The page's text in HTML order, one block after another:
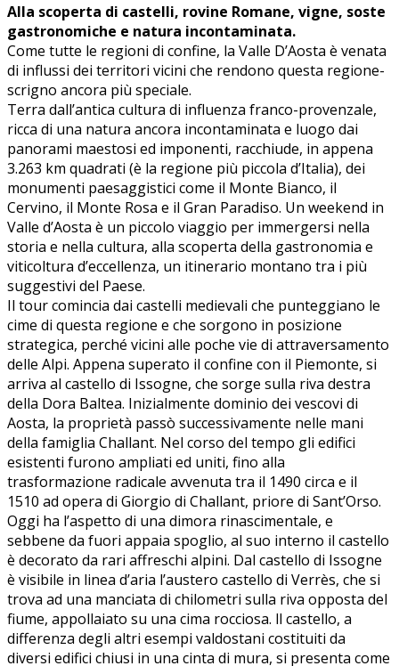
Alla scoperta di castelli, rovine Romane, vigne, soste
gastronomiche e natura incontaminata.
Come tutte le regioni di confine, la Valle D’Aosta è venata
di influssi dei territori vicini che rendono questa regione-
scrigno ancora più speciale.
Terra dall’antica cultura di influenza franco-provenzale,
ricca di una natura ancora incontaminata e luogo dai
panorami maestosi ed imponenti, racchiude, in appena
3.263 km quadrati (è la regione più piccola d’Italia), dei
monumenti paesaggistici come il Monte Bianco, il
Cervino, il Monte Rosa e il Gran Paradiso. Un weekend in
Valle d’Aosta è un piccolo viaggio per immergersi nella
storia e nella cultura, alla scoperta della gastronomia e
viticoltura d’eccellenza, un itinerario montano tra i più
suggestivi del Paese.
Il tour comincia dai castelli medievali che punteggiano le
cime di questa regione e che sorgono in posizione
strategica, perché vicini alle poche vie di attraversamento
delle Alpi. Appena superato il confine con il Piemonte, si
arriva al castello di Issogne, che sorge sulla riva destra
della Dora Baltea. Inizialmente dominio dei vescovi di
Aosta, la proprietà passò successivamente nelle mani
della famiglia Challant. Nel corso del tempo gli edifici
esistenti furono ampliati ed uniti, fino alla
trasformazione radicale avvenuta tra il 1490 circa e il
1510 ad opera di Giorgio di Challant, priore di Sant’Orso.
Oggi ha l’aspetto di una dimora rinascimentale, e
sebbene da fuori appaia spoglio, al suo interno il castello
è decorato da rari affreschi alpini. Dal castello di Issogne
è visibile in linea d’aria l’austero castello di Verrès, che si
trova ad una manciata di chilometri sulla riva opposta del
fiume, appollaiato su una cima rocciosa. ll castello, a
differenza degli altri esempi valdostani costituiti da
diversi edifici chiusi in una cinta di mura, si presenta come